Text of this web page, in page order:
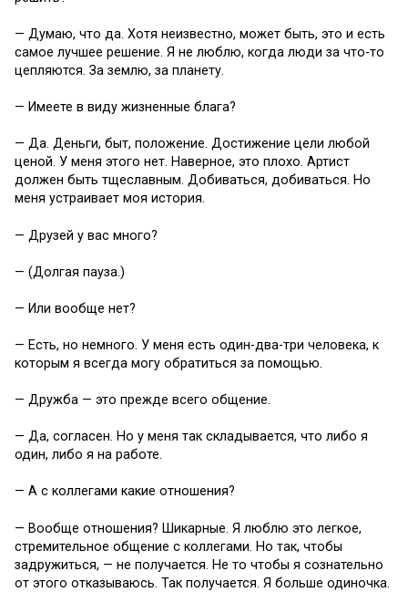
— Думаю, что да. Хотя неизвестно, может быть, это и есть
самое лучшее решение. Я не люблю, когда люди за что-то
цепляются. За землю, за планету.
— Имеете в виду жизненные блага?
— Да. Деньги, быт, положение. Достижение цели любой
ценой. У меня этого нет. Наверное, это плохо. Артист
должен быть тщеславным. Добиваться, добиваться. Но
меня устраивает моя история.
— Друзей у вас много?
— (Долгая пауза.)
— Или вообще нет?
— Есть, но немного. У меня есть один-два-три человека, к
которым я всегда могу обратиться за помощью.
— Дружба — это прежде всего общение.
— Да, согласен. Но у меня так складывается, что либо я
один, либо я на работе.
— А с коллегами какие отношения?
— Вообще отношения? Шикарные. Я люблю это легкое,
стремительное общение с коллегами. Но так, чтобы
задружиться, — не получается. Не то чтобы я сознательно
от этого отказываюсь. Так получается. Я больше одиночка.